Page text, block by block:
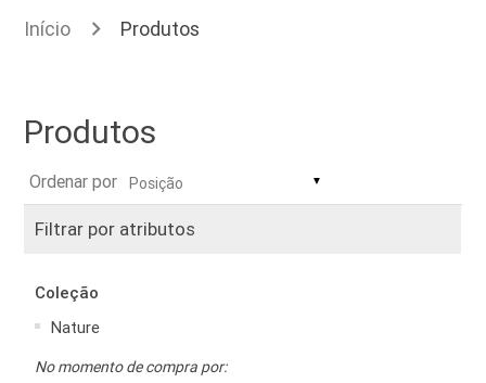
Início Produtos
Produtos
Ordenar por ▼
Filtrar por atributos
Coleção
Nature
No momento de compra por: